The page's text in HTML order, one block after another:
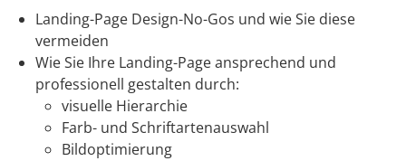
Landing-Page Design-No-Gos und wie Sie diese
vermeiden
Wie Sie Ihre Landing-Page ansprechend und
professionell gestalten durch:
visuelle Hierarchie
Farb- und Schriftartenauswahl
Bildoptimierung